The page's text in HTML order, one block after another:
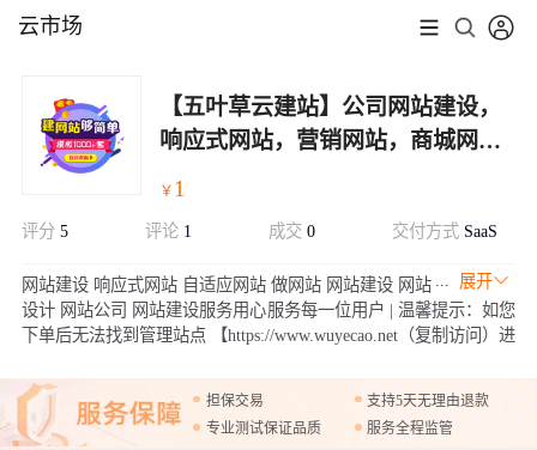
云市场
【五叶草云建站】公司网站建设，
响应式网站，营销网站，商城网站
￥ 1
评分 5 评论 1 成交 0 交付方式 SaaS
展开
网站建设 响应式网站 自适应网站 做网站 网站建设 网站
设计 网站公司 网站建设服务用心服务每一位用户 | 温馨提示：如您
下单后无法找到管理站点 【https://www.wuyecao.net（复制访问）进
品（如遇问题，联系售后）】【该产品合适各个行业，多行业网站
建设解决方案】
担保交易
支持5天无理由退款
专业测试保证品质
服务全程监管